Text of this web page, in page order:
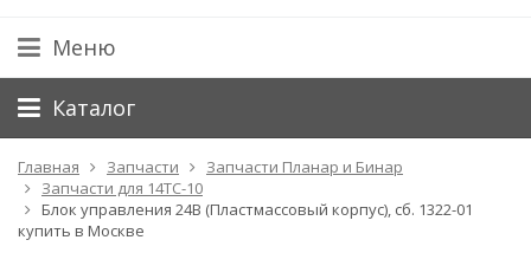
Меню
Каталог
Главная Запчасти
Запчасти Планар и Бинар
Запчасти для 14ТС-10
Блок управления 24В (Пластмассовый корпус), сб. 1322-01
купить в Москве